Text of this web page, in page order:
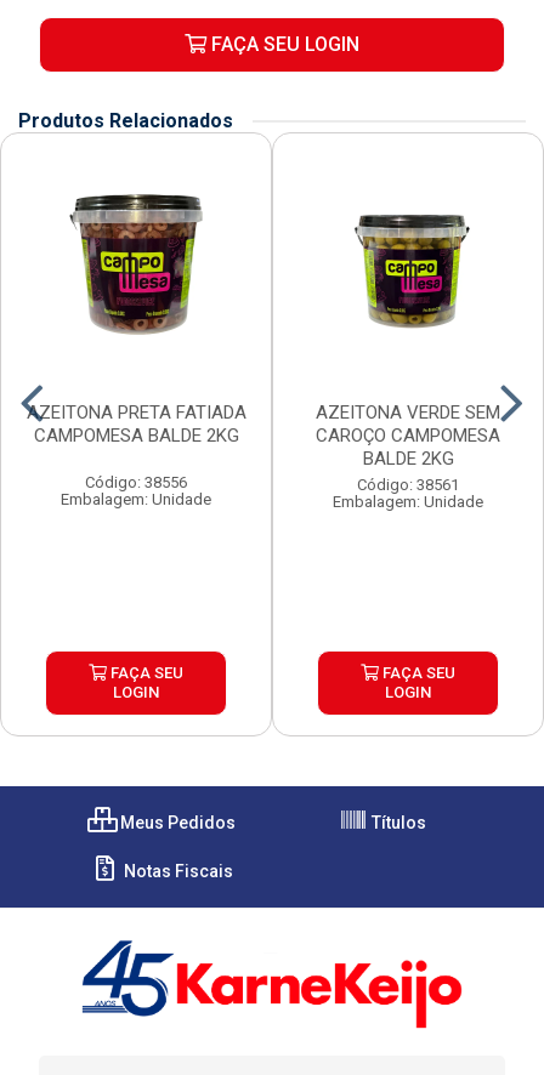
FAÇA SEU LOGIN
Produtos Relacionados
AZEITONA PRETA FATIADA
CAMPOMESA BALDE 2KG
Código: 38556
Embalagem: Unidade
FAÇA SEU
LOGIN
AZEITONA VERDE SEM
CAROÇO CAMPOMESA
BALDE 2KG
Código: 38561
Embalagem: Unidade
FAÇA SEU
LOGIN
Meus Pedidos Títulos
Notas Fiscais